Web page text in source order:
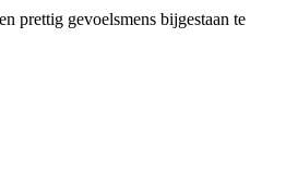
prettig gevoelsmens bijgestaan te